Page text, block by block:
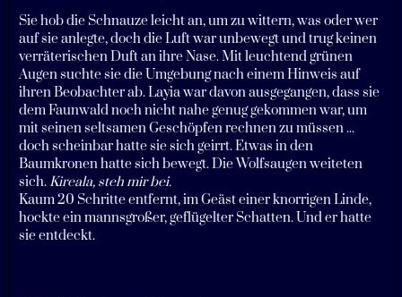
Sie hob die Schnauze leicht an, um zu wittern, was oder wer
auf sie anlegte, doch die Luft war unbewegt und trug keinen
verräterischen Duft an ihre Nase. Mit leuchtend grünen
Augen suchte sie die Umgebung nach einem Hinweis auf
ihren Beobachter ab. Layia war davon ausgegangen, dass sie
dem Faunwald noch nicht nahe genug gekommen war, um
mit seinen seltsamen Geschöpfen rechnen zu müssen ...
doch scheinbar hatte sie sich geirrt. Etwas in den
Baumkronen hatte sich bewegt. Die Wolfsaugen weiteten
sich.Kireala, steh mir bei.
Kaum 20 Schritte entfernt, im Geäst einer knorrigen Linde,
hockte ein mannsgroßer, geflügelter Schatten. Und er hatte
sie entdeckt.